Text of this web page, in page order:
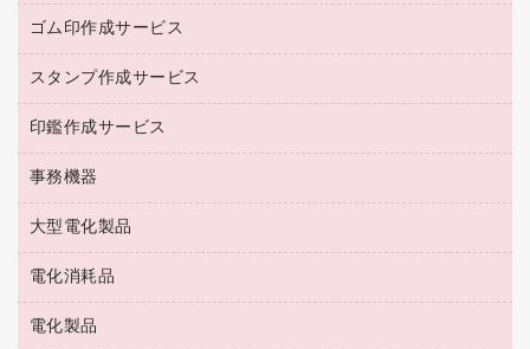
作業用雑貨
梱包用品
梱包用テープ
工場用品
園芸用品
ペット用品
ミルク・シュガー
ソフトドリンク
コーヒーメーカー・備品
インスタントコーヒー
お茶備品
台所用洗剤
掃除用品
掃除用洗剤
洗濯用品
消臭・芳香剤
殺虫剤
飲食用消耗品
飲食雑貨用品
カウネットキャラクター商品
ゴム印作成サービス
ゴム印作成サービス
ゴム印（一行印）作成サービス
ゴム印（フリーサイズ印）作成サービス
スタンプ作成サービス
シヤチハタスタンプ作成サービス
カウネットスタンプ作成サービス
印鑑作成サービス
印鑑作成サービス
事務機器
大型シュレッダー（共配）
レーザーポインター
ラミネートフィルム
ラミネータ
大型電化製品
冷蔵庫・キッチン・調理家電
テレビ・ＡＶ機器
電化消耗品
電球・蛍光灯
電化製品